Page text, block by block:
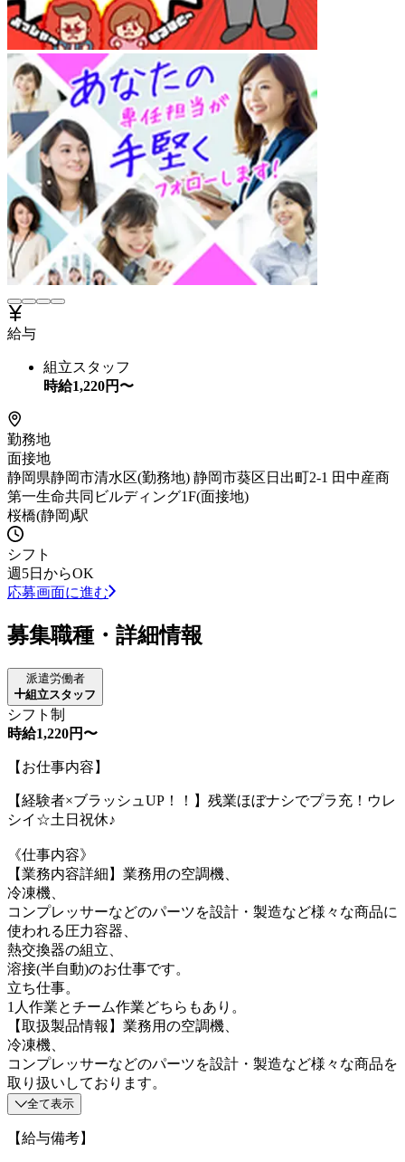
給与
組立スタッフ
時給1,220円〜
勤務地
面接地
静岡県静岡市清水区(勤務地) 静岡市葵区日出町2-1 田中産商
第一生命共同ビルディング1F(面接地)
桜橋(静岡)駅
シフト
週5日からOK
応募画面に進む
募集職種・詳細情報
派遣労働者
組立スタッフ
シフト制
時給1,220円〜
【お仕事内容】
【経験者×ブラッシュUP！！】残業ほぼナシでプラ充！ウレ
シイ☆土日祝休♪
《仕事内容》
【業務内容詳細】業務用の空調機、
冷凍機、
コンプレッサーなどのパーツを設計・製造など様々な商品に
使われる圧力容器、
熱交換器の組立、
溶接(半自動)のお仕事です。
立ち仕事。
1人作業とチーム作業どちらもあり。
【取扱製品情報】業務用の空調機、
冷凍機、
コンプレッサーなどのパーツを設計・製造など様々な商品を
取り扱いしております。
全て表示
【給与備考】